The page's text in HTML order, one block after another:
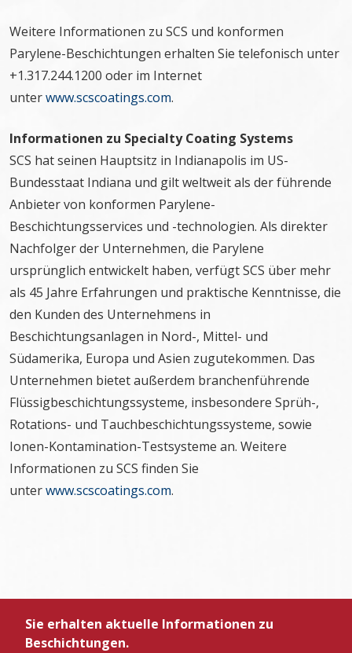
Weitere Informationen zu SCS und konformen
Parylene-Beschichtungen erhalten Sie telefonisch unter
+1.317.244.1200 oder im Internet
unterwww.scscoatings.com.
Informationen zu Specialty Coating Systems
SCS hat seinen Hauptsitz in Indianapolis im US-
Bundesstaat Indiana und gilt weltweit als der führende
Anbieter von konformen Parylene-
Beschichtungsservices und -technologien. Als direkter
Nachfolger der Unternehmen, die Parylene
ursprünglich entwickelt haben, verfügt SCS über mehr
als 45 Jahre Erfahrungen und praktische Kenntnisse, die
den Kunden des Unternehmens in
Beschichtungsanlagen in Nord-, Mittel- und
Südamerika, Europa und Asien zugutekommen. Das
Unternehmen bietet außerdem branchenführende
Flüssigbeschichtungssysteme, insbesondere Sprüh-,
Rotations- und Tauchbeschichtungssysteme, sowie
Ionen-Kontamination-Testsysteme an. Weitere
Informationen zu SCS finden Sie
unterwww.scscoatings.com.
Sie erhalten aktuelle Informationen zu
Beschichtungen.